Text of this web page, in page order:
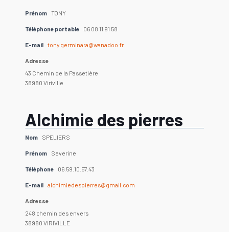
Prénom TONY
Téléphone portable 06 08 11 91 58
E-mail tony.germinara@wanadoo.fr
Adresse
43 Chemin de la Passetière
38980 Viriville
Alchimie des pierres
Nom SPELIERS
Prénom Severine
Téléphone 06.59.10.57.43
E-mail alchimiedespierres@gmail.com
Adresse
248 chemin des envers
38980 VIRIVILLE